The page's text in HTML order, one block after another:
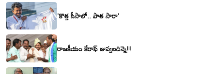
'కొత్త సీసాలో.. పాత సారా'
రాజకీయం కేరాఫ్ జువ్వలదిన్నె!!